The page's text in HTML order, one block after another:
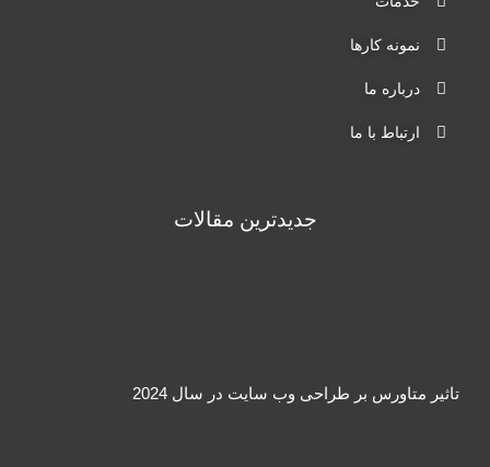
نمونه کارها
درباره ما
ارتباط با ما
جدیدترین مقالات
تاثیر متاورس بر طراحی وب سایت در سال 2024